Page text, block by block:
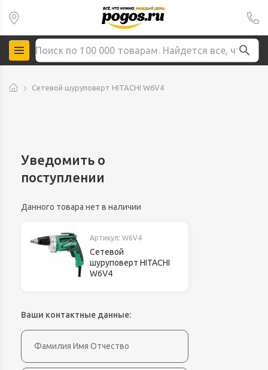
Сетевой шуруповерт HITACHI W6V4
Уведомить о
поступлении
Данного товара нет в наличии
Артикул: W6V4
Сетевой
шуруповерт HITACHI
W6V4
Ваши контактные данные: